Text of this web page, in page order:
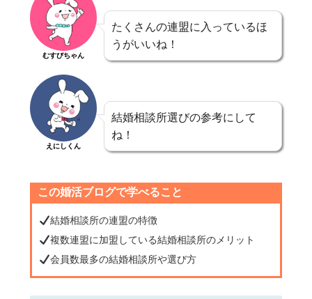
むすびちゃん
たくさんの連盟に入っているほ
うがいいね！
えにしくん
結婚相談所選びの参考にして
ね！
この婚活ブログで学べること
結婚相談所の連盟の特徴
複数連盟に加盟している結婚相談所のメリット
会員数最多の結婚相談所や選び方